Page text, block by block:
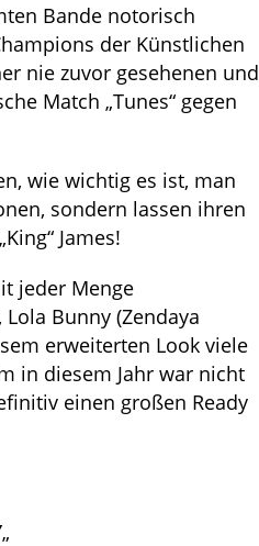
Bande notorisch
der Künstlichen
nie zuvor gesehenen und
Match „Tunes“ gegen
wie wichtig es ist, man
sondern lassen ihren
James!
jeder Menge
Bunny (Zendaya
erweiterten Look viele
in diesem Jahr war nicht
einen großen Ready
„